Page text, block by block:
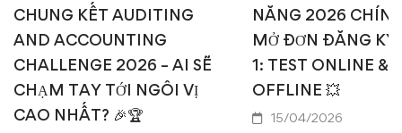
CHUNG KẾT AUDITING
AND ACCOUNTING
CHALLENGE 2026 – AI SẼ
CHẠM TAY TỚI NGÔI VỊ
CAO NHẤT? 🎉🏆
NĂNG 2026
MỞ ĐƠN ĐĂNG KÝ
1: TEST ONLINE &
OFFLINE 💥
15/04/2026